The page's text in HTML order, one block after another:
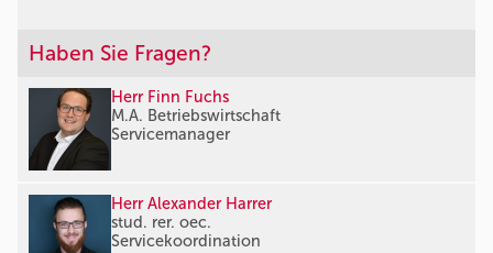
Haben Sie Fragen?
Herr Finn Fuchs
M.A. Betriebswirtschaft
Servicemanager
Herr Alexander Harrer
stud. rer. oec.
Servicekoordination